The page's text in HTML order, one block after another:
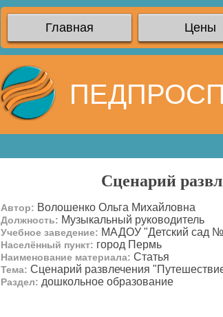
Главная Цены
Сценарий
Автор: Волошенко Ольга Михайловна
Должность: Музыкальный руководитель
Учебное заведение: МАДОУ "Детский сад
Населённый пункт: город Пермь
Наименование материала: Статья
Тема: Сценарий развлечения
Раздел: дошкольное образование